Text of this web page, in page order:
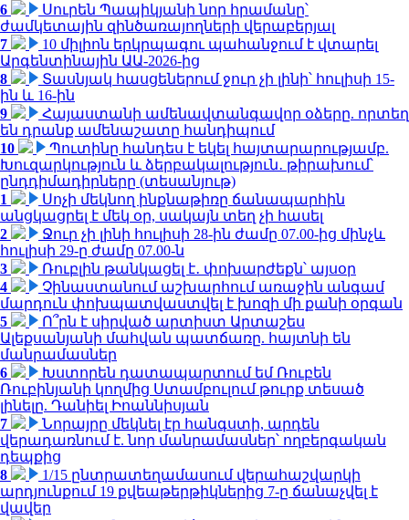
6
Սուրեն Պապիկյանի նոր հրամանը՝
ժամկետային զինծառայողների վերաբերյալ
7
10 միլիոն երկրպագու պահանջում է վտարել
Արգենտինային ԱԱ-2026-ից
8
Տասնյակ հասցեներում ջուր չի լինի՝ հուլիսի 15-
ին և 16-ին
9
Հայաստանի ամենավտանգավոր օձերը. որտեղ
են դրանք ամենաշատը հանդիպում
10
Պուտինը հանդես է եկել հայտարարությամբ.
Խուզարկություն և ձերբակալություն․ թիրախում՝
ընդդիմադիրները (տեսանյութ)
1
Սոչի մեկնող ինքնաթիռը ճանապարհին
անցկացրել է մեկ օր, սակայն տեղ չի հասել
2
Ջուր չի լինի հուլիսի 28-ին ժամը 07.00-ից մինչև
հուլիսի 29-ը ժամը 07.00-ն
3
Ռուբլին թանկացել է․ փոխարժեքն՝ այսօր
4
Չինաստանում աշխարհում առաջին անգամ
մարդուն փոխպատվաստվել է խոզի մի քանի օրգան
5
Ո՞րն է սիրված արտիստ Արտաշես
Ալեքսանյանի մահվան պատճառը. հայտնի են
մանրամասներ
6
Խստորեն դատապարտում եմ Ռուբեն
Ռուբինյանի կողմից Ստամբուլում թուրք տեսած
լինելը. Դանիել Իոաննիսյան
7
Նորայրը մեկնել էր հանգստի, արդեն
վերադառնում է. նոր մանրամասներ՝ ողբերգական
դեպքից
8
1/15 ընտրատեղամասում վերահաշվարկի
արդյունքում 19 քվեաթերթիկներից 7-ը ճանաչվել է
վավեր